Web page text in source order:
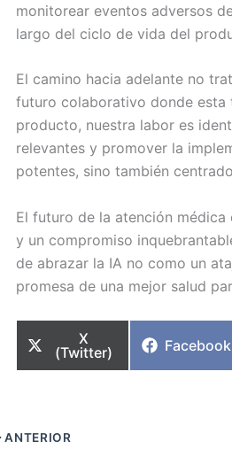
monitorear eventos adversos
largo del ciclo de vida del
El camino hacia adelante no
futuro colaborativo donde esta
producto, nuestra labor es
relevantes y promover la
potentes, sino también
El futuro de la atención
y un compromiso
de abrazar la IA no como un
promesa de una mejor salud
Compartir
en
X
(Twitter)
Compartir
Facebook
ANTERIOR